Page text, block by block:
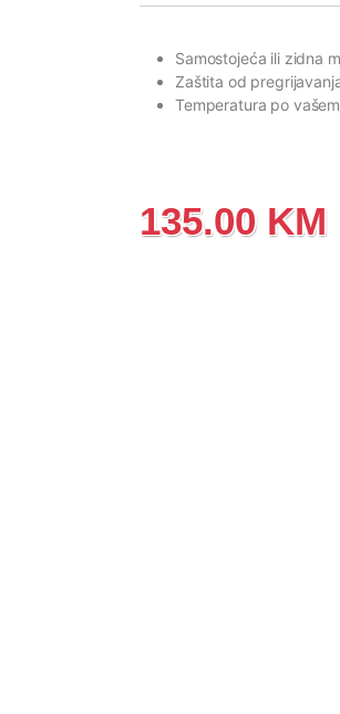
Samostojeća ili zidna
Zaštita od
Temperatura po
135.00 KM